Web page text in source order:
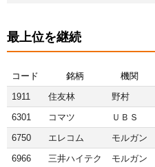
最上位を継続
コード 銘柄 機関
1911
住友林 野村
6301
コマツ ＵＢＳ
6750
エレコム モルガン
6966
三井ハイテク モルガン